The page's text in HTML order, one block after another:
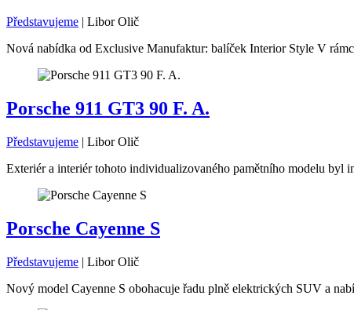
Představujeme | Libor Olič
Nová nabídka od Exclusive Manufaktur: balíček Interior Style V
Porsche 911 GT3 90 F. A.
Představujeme | Libor Olič
Exteriér a interiér tohoto individualizovaného pamětního modelu byl
Porsche Cayenne S
Představujeme | Libor Olič
Nový model Cayenne S obohacuje řadu plně elektrických SUV a